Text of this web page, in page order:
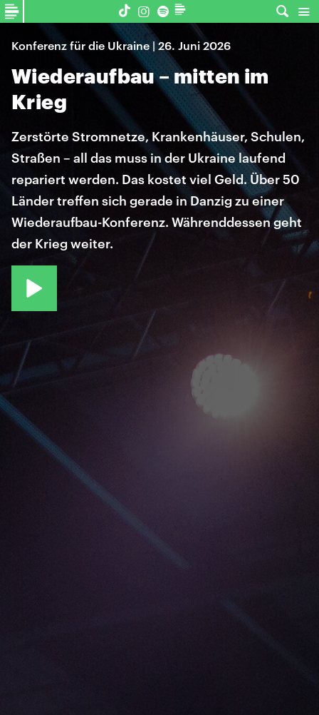
Konferenz für die Ukraine | 26. Juni 2026
Wiederaufbau – mitten im
Krieg
Zerstörte Stromnetze, Krankenhäuser, Schulen,
Straßen – all das muss in der Ukraine laufend
repariert werden. Das kostet viel Geld. Über 50
Länder treffen sich gerade in Danzig zu einer
Wiederaufbau-Konferenz. Währenddessen geht
der Krieg weiter.